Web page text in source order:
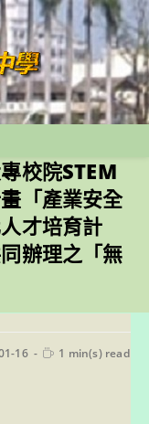
校院STEM
「產業安全
才培育計
辦理之「無
16
Reading
1 min(s) read